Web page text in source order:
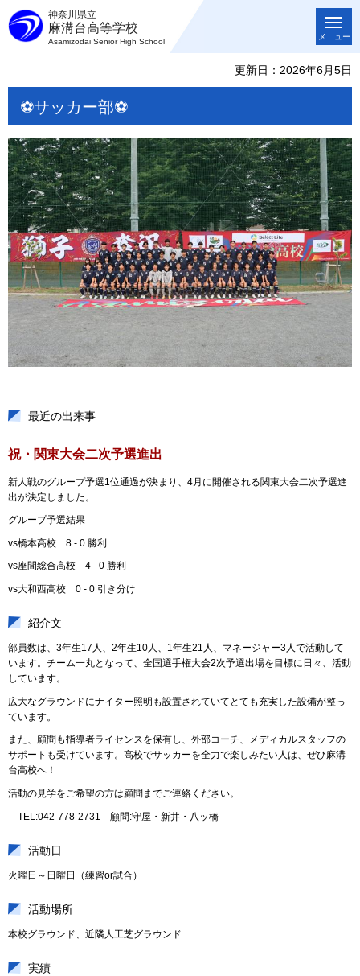
神奈川県立
麻溝台高等学校
Asamizodai Senior High School
メニュー
更新日：2026年6月5日
⚽サッカー部⚽
最近の出来事
祝・関東大会二次予選進出
新人戦のグループ予選1位通過が決まり、4月に開催される関東大会二次予選進
出が決定しました。
グループ予選結果
vs橋本高校 8 - 0 勝利
vs座間総合高校 4 - 0 勝利
vs大和西高校 0 - 0 引き分け
紹介文
部員数は、3年生17人、2年生10人、1年生21人、マネージャー3人で活動して
います。チーム一丸となって、全国選手権大会2次予選出場を目標に日々、活動
しています。
広大なグラウンドにナイター照明も設置されていてとても充実した設備が整っ
ています。
また、顧問も指導者ライセンスを保有し、外部コーチ、メディカルスタッフの
サポートも受けています。高校でサッカーを全力で楽しみたい人は、ぜひ麻溝
台高校へ！
活動の見学をご希望の方は顧問までご連絡ください。
TEL:042-778-2731 顧問:守屋・新井・八ッ橋
活動日
火曜日～日曜日（練習or試合）
活動場所
本校グラウンド、近隣人工芝グラウンド
実績